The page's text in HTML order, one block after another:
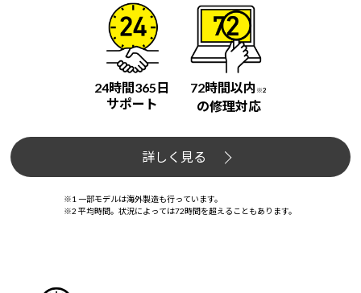
24時間365日
サポート
72時間以内 ※2
の修理対応
詳しく見る
※1 一部モデルは海外製造も行っています。
※2 平均時間。状況によっては72時間を超えることもあります。